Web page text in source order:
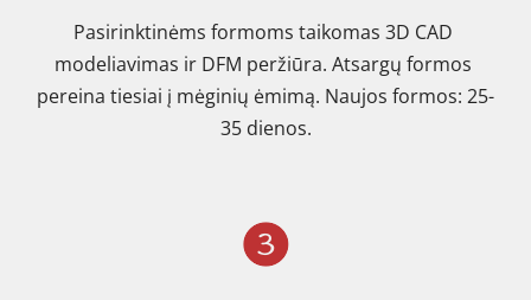
Pasirinktinėms formoms taikomas 3D CAD
modeliavimas ir DFM peržiūra. Atsargų formos
pereina tiesiai į mėginių ėmimą. Naujos formos: 25-
35 dienos.